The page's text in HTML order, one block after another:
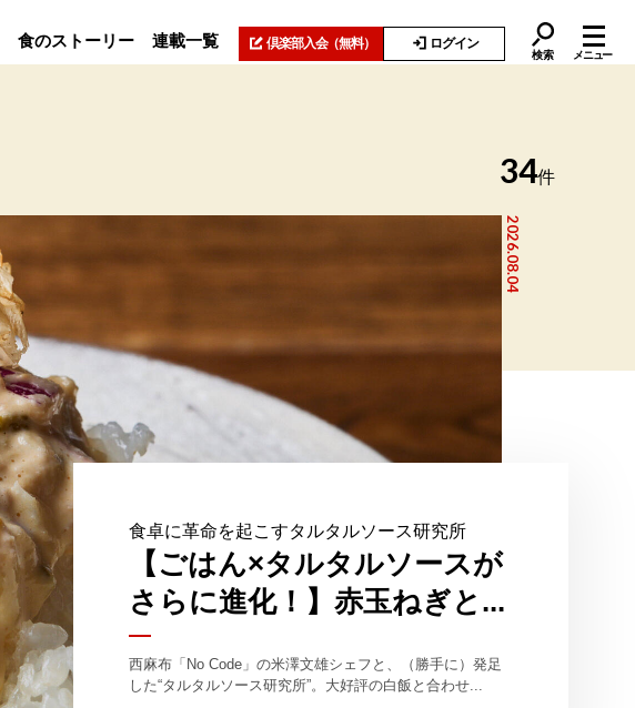
食のストーリー 連載一覧 倶楽部入会（無料） ログイン
検索 メニュー
34件
2026.08.04
食卓に革命を起こすタルタルソース研究所
【ごはん×タルタルソースが
さらに進化！】赤玉ねぎと...
西麻布「No Code」の米澤文雄シェフと、（勝手に）発足
した“タルタルソース研究所”。大好評の白飯と合わせ...